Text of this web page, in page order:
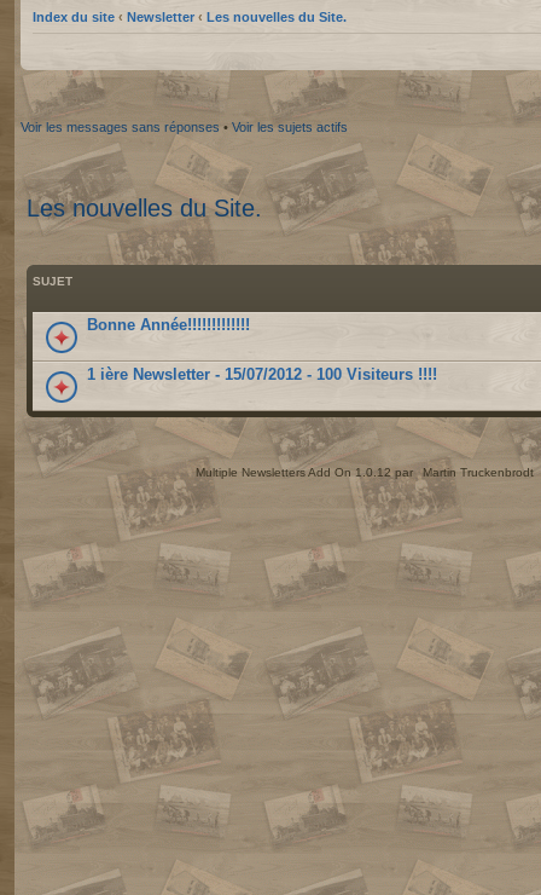
Index du site ‹ Newsletter ‹ Les nouvelles du Site.
Voir les messages sans réponses • Voir les sujets actifs
Les nouvelles du Site.
SUJET
Bonne Année!!!!!!!!!!!!!
1 ière Newsletter - 15/07/2012 - 100 Visiteurs !!!!
Multiple Newsletters Add On 1.0.12 par Martin Truckenbrodt